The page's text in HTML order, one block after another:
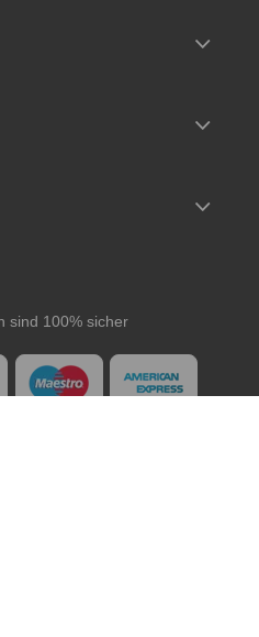
sind 100% sicher